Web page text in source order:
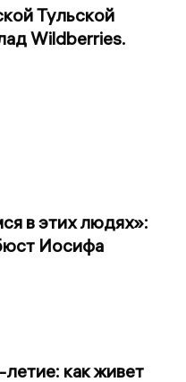
Тульской
Wildberries.
в этих людях»:
Иосифа
как живет